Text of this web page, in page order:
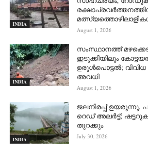
INDIA
August 1, 2026
INDIA
സംസ്ഥാനത്ത്
ഇടുക്കിയിലും
ഉരുള്‍പൊട്ടല്‍;
അവധി
August 1, 2026
INDIA
ജലനിരപ്പ് ഉയരുന്നു,
റെഡ് അലർട്ട്;
തുറക്കും
July 30, 2026